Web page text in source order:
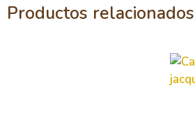
Productos relacionados